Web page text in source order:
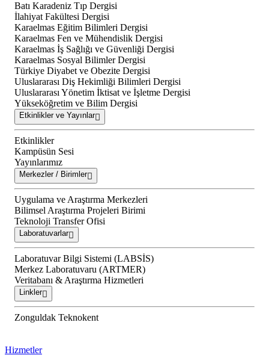
Batı Karadeniz Tıp Dergisi
İlahiyat Fakültesi Dergisi
Karaelmas Eğitim Bilimleri Dergisi
Karaelmas Fen ve Mühendislik Dergisi
Karaelmas İş Sağlığı ve Güvenliği Dergisi
Karaelmas Sosyal Bilimler Dergisi
Türkiye Diyabet ve Obezite Dergisi
Uluslararası Diş Hekimliği Bilimleri Dergisi
Uluslararası Yönetim İktisat ve İşletme Dergisi
Yükseköğretim ve Bilim Dergisi
Etkinlikler ve Yayınlar
Etkinlikler
Kampüsün Sesi
Yayınlarımız
Merkezler / Birimler
Uygulama ve Araştırma Merkezleri
Bilimsel Araştırma Projeleri Birimi
Teknoloji Transfer Ofisi
Laboratuvarlar
Laboratuvar Bilgi Sistemi (LABSİS)
Merkez Laboratuvaru (ARTMER)
Veritabanı & Araştırma Hizmetleri
Linkler
Zonguldak Teknokent
Hizmetler